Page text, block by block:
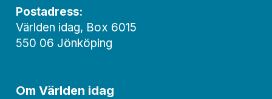
Postadress:
Världen idag, Box 6015
550 06 Jönköping
Om Världen idag